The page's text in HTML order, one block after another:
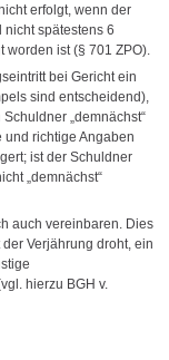
erfolgt, wenn der
spätestens 6
worden ist (§ 701 ZPO).
bei Gericht ein
sind entscheidend),
„demnächst“
und richtige Angaben
ist der Schuldner
„demnächst“
auch vereinbaren. Dies
Verjährung droht, ein
hierzu BGH v.